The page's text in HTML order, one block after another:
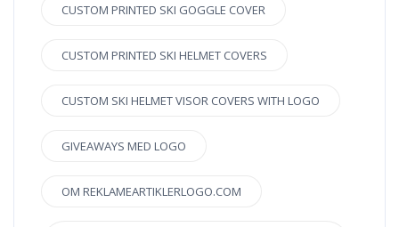
CUSTOM PRINTED SKI GOGGLE COVER
CUSTOM PRINTED SKI HELMET COVERS
CUSTOM SKI HELMET VISOR COVERS WITH LOGO
GIVEAWAYS MED LOGO
OM REKLAMEARTIKLERLOGO.COM